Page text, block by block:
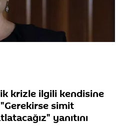
krizle ilgili kendisine
simit
yanıtını